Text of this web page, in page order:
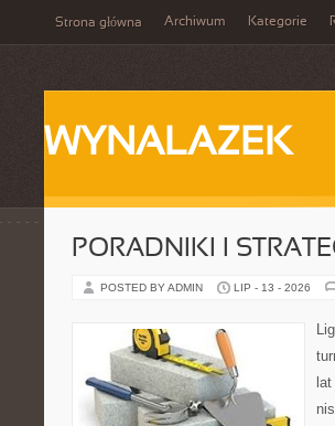
Strona główna Archiwum Kategorie
WYNALAZEK
PORADNIKI I
POSTED BY ADMIN LIP - 13 - 2026